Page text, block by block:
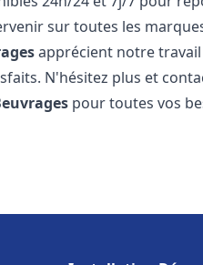
sur toutes les
apprécient notre
N'hésitez plus et
pour toutes vos